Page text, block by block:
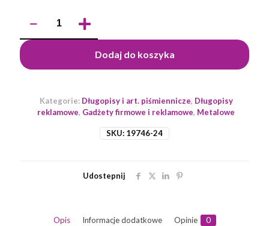
Długopis
PAUL
Dodaj do koszyka
SKU: 19746-24
Kategorie: Długopisy i art. piśmiennicze, Długopisy
reklamowe, Gadżety firmowe i reklamowe, Metalowe
Udostepnij
Opis Informacje dodatkowe Opinie 0